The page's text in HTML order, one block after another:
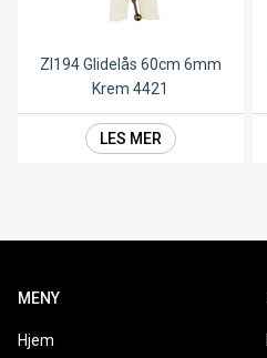
ZI194 Glidelås 60cm 6mm
Krem 4421
LES MER
MENY
Hjem